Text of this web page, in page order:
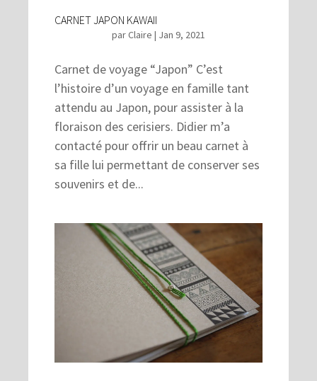
CARNET JAPON KAWAII
parClaire | Jan 9, 2021
Carnet de voyage “Japon” C’est
l’histoire d’un voyage en famille tant
attendu au Japon, pour assister à la
floraison des cerisiers. Didier m’a
contacté pour offrir un beau carnet à
sa fille lui permettant de conserver ses
souvenirs et de...